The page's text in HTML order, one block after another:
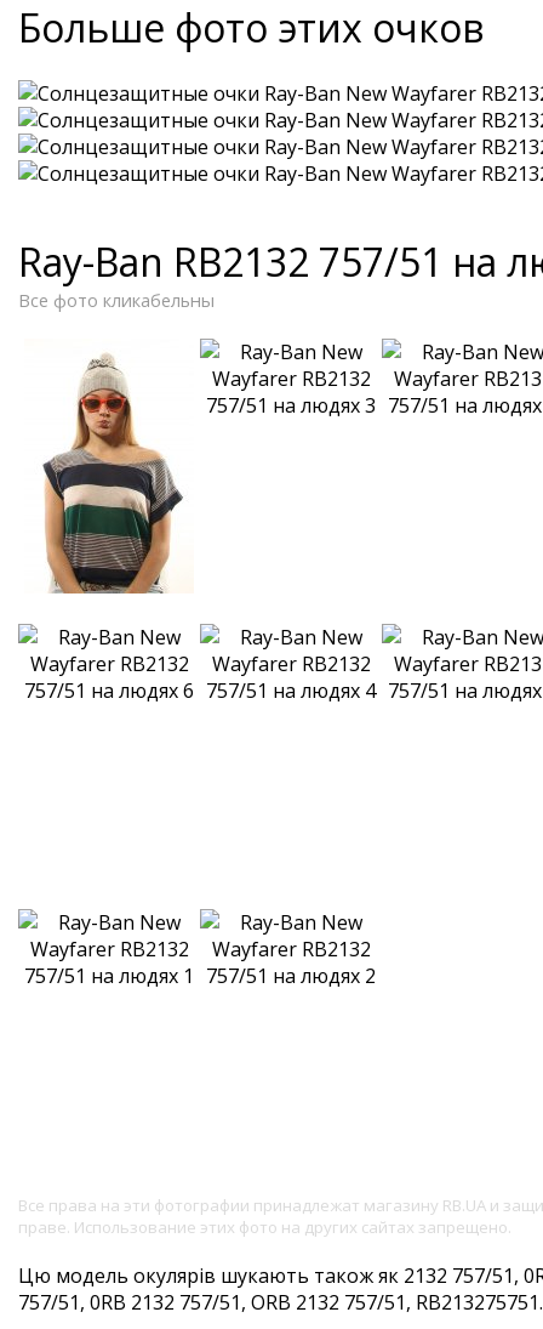
Больше фото этих очков
Ray-Ban RB2132 757/51 на
Все фото кликабельны
Все права на эти фотографии принадлежат магазину RB.UA и
праве. Использование этих фото на других сайтах запрещено.
Цю модель окулярів шукають також як 2132 757/51,
757/51, 0RB 2132 757/51, ORB 2132 757/51,